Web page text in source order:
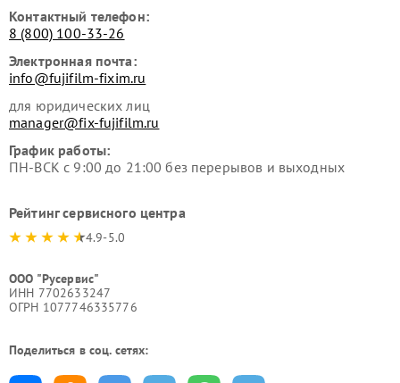
Контактный телефон:
8 (800) 100-33-26
Электронная почта:
info@fujifilm-fixim.ru
для юридических лиц
manager@fix-fujifilm.ru
График работы:
ПН-ВСК с 9:00 до 21:00 без перерывов и выходных
Рейтинг сервисного центра
4.9-5.0
ООО "Русервис"
ИНН 7702633247
ОГРН 1077746335776
Поделиться в соц. сетях: